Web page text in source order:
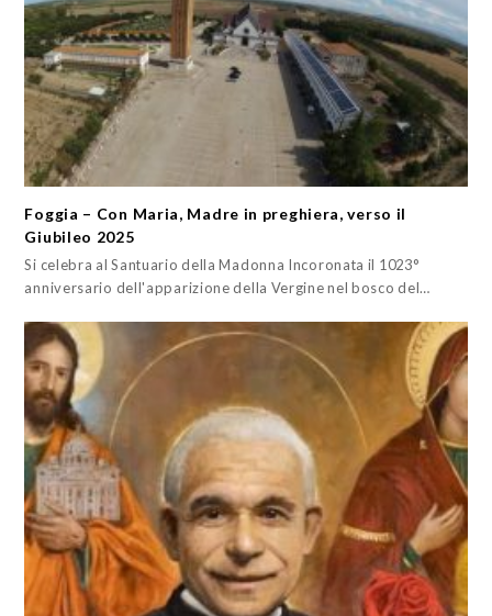
Foggia – Con Maria, Madre in preghiera, verso il
Giubileo 2025
Si celebra al Santuario della Madonna Incoronata il 1023°
anniversario dell'apparizione della Vergine nel bosco del…